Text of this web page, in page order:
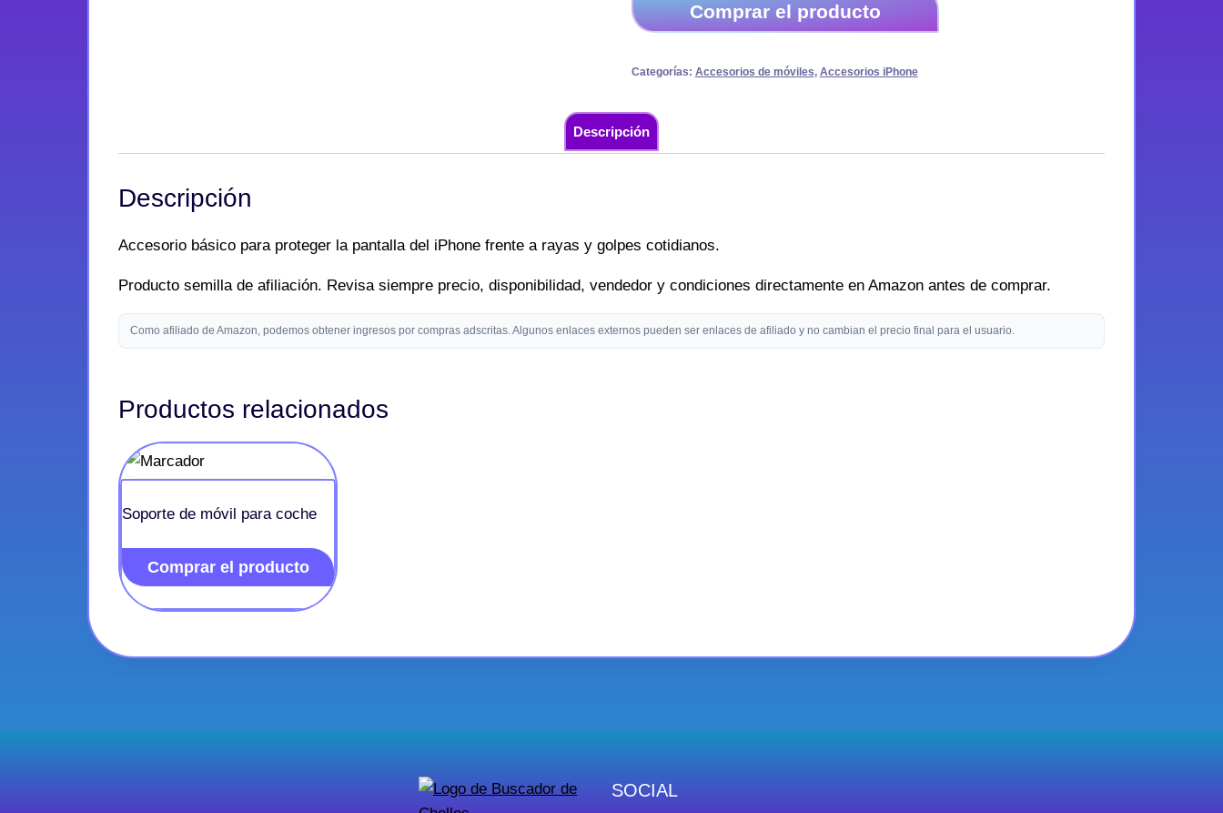
Comprar el producto
Categorías: Accesorios de móviles, Accesorios iPhone
Descripción
Descripción
Accesorio básico para proteger la pantalla del iPhone frente a rayas y golpes cotidianos.
Producto semilla de afiliación. Revisa siempre precio, disponibilidad, vendedor y condiciones directamente en Amazon antes de comprar.
Como afiliado de Amazon, podemos obtener ingresos por compras adscritas. Algunos enlaces externos pueden ser enlaces de afiliado y no cambian el precio final para el usuario.
Productos relacionados
Soporte de móvil para coche
Comprar el producto
SOCIAL